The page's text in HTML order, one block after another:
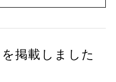
を掲載しました